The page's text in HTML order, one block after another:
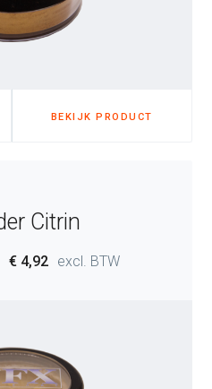
BEKIJK PRODUCT
Citrin
€ 4,92 excl. BTW